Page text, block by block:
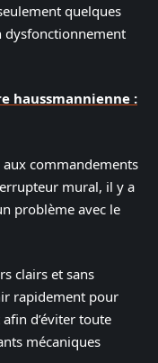
quelques
dysfonctionnement
haussmannienne :
commandements
mural, il y a
problème avec le
clairs et sans
rapidement pour
d’éviter toute
mécaniques